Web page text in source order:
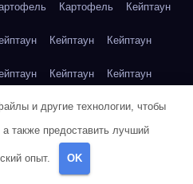
Картофель Кейптаун
Кейптаун Кейптаун
Кейптаун Кейптаун
Кейптаун Кейптаун
Кейптаун
Клубника
и другие технологии, чтобы
также предоставить лучший
опыт. OK